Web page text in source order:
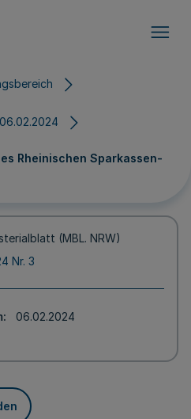
Rheinischen Sparkassen-
(MBL. NRW)
Nr. 3
06.02.2024